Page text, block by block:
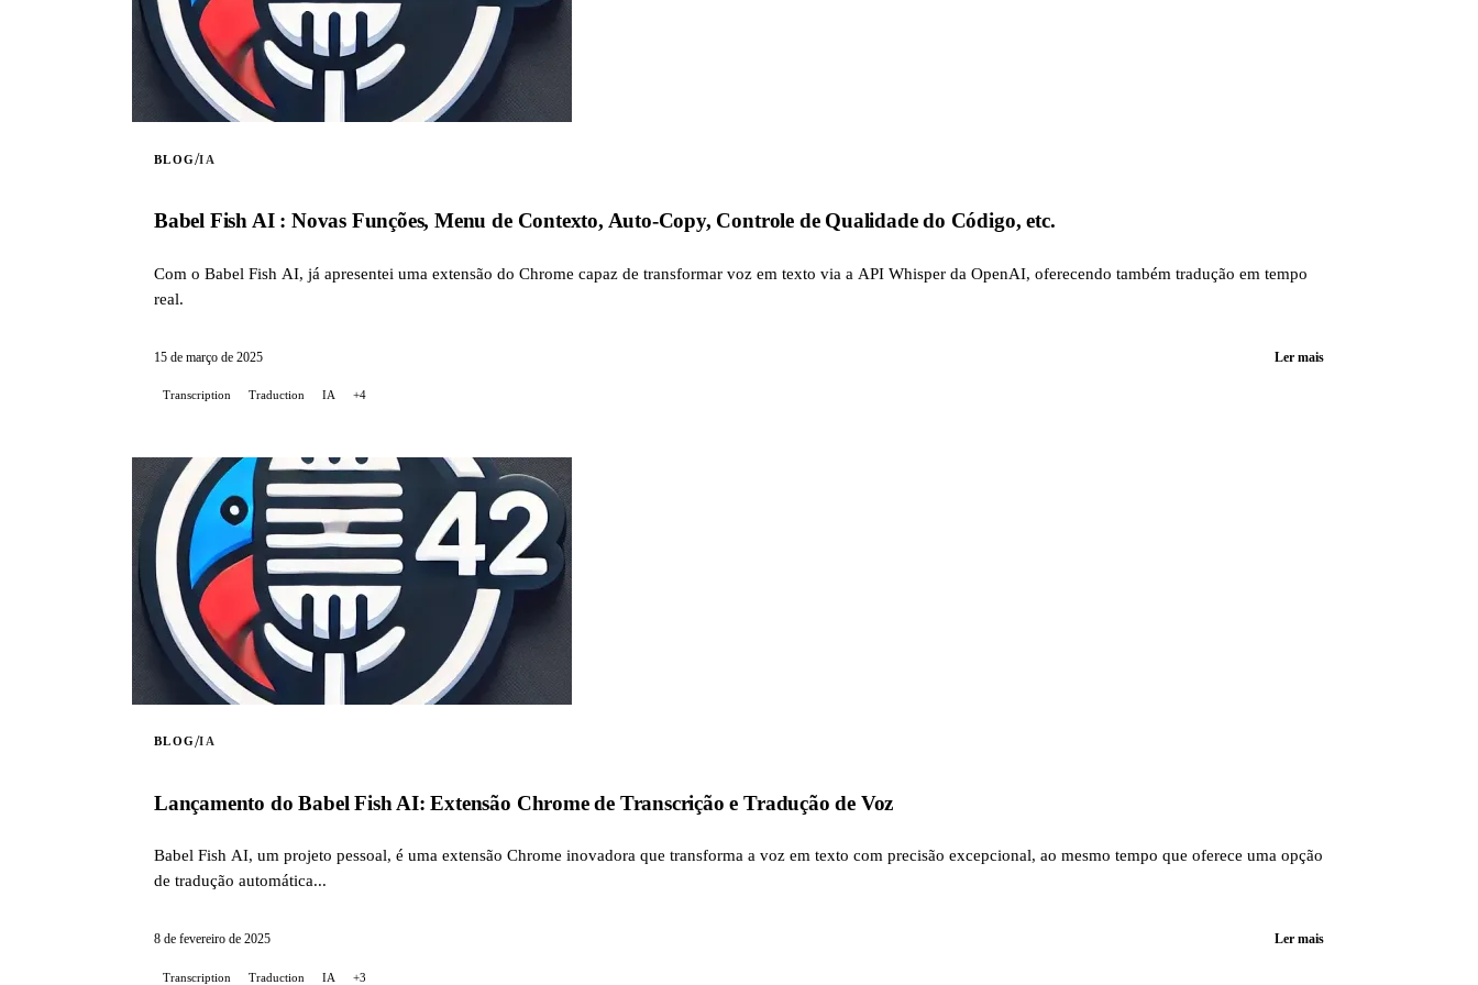
BLOG/IA
Babel Fish AI : Novas Funções, Menu de Contexto, Auto-Copy, Controle de Qualidade do Código, etc.
Com o Babel Fish AI, já apresentei uma extensão do Chrome capaz de transformar voz em texto via a API Whisper da OpenAI, oferecendo também tradução em tempo
real.
15 de março de 2025 Ler mais
Transcription Traduction IA +4
BLOG/IA
Lançamento do Babel Fish AI: Extensão Chrome de Transcrição e Tradução de Voz
Babel Fish AI, um projeto pessoal, é uma extensão Chrome inovadora que transforma a voz em texto com precisão excepcional, ao mesmo tempo que oferece uma opção
de tradução automática...
8 de fevereiro de 2025 Ler mais
Transcription Traduction IA +3